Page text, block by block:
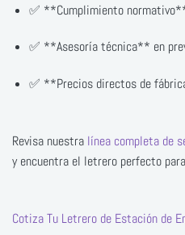
✅ **Cumplimiento
✅ **Asesoría técnica** en
✅ **Precios directos de
Revisa nuestra línea completa de
y encuentra el letrero perfecto
Cotiza Tu Letrero de Estación de